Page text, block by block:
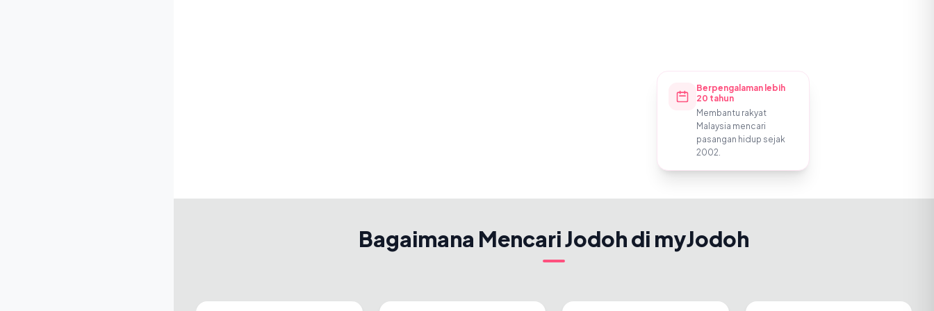
Berpengalaman lebih
20 tahun
Membantu rakyat
Malaysia mencari
pasangan hidup sejak
2002.
Bagaimana Mencari Jodoh di myJodoh